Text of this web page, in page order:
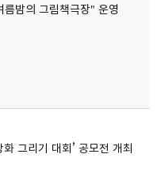
밤의 그림책극장＂ 운영
그리기 대회’ 공모전 개최